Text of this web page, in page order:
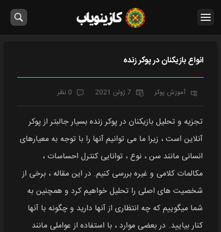
انواع بازیکنان در پوکر زنده
آموزش پوکر 7 ژوئن 2021 0 نظر
تجزیه و تحلیل بازیکنان در پوکر زنده بسیار جالبتر از پوکر
آنلاین است ، زیرا ما می توانیم آنها را با توجه به معیارهای
انسانی مانند سن ، نوع ، توانایی کنترل احساسات ،
مکالمات کلامی و غیره بررسی کنیم. در این مقاله ، برخی از
شخصیت های اصلی را تحلیل خواهیم کرد و همچنین به
شما میگوییم که چه انتظاری از آنها دارید و چگونه با آنها
کنار بیایید. در بعضی موارد ، با استفاده از عواملی مانند